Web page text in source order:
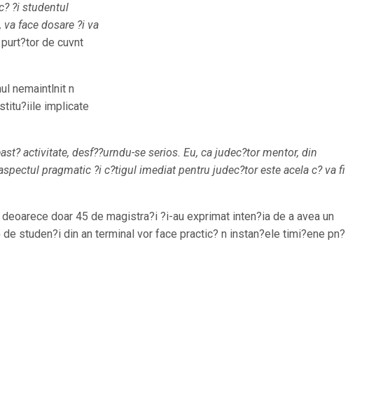
?i studentul
face dosare ?i va
de cuvnt
nemaintlnit n
implicate
activitate, desf??urndu-se serios. Eu, ca judec?tor mentor, din
pragmatic ?i c?tigul imediat pentru judec?tor este acela c? va fi
doar 45 de magistra?i ?i-au exprimat inten?ia de a avea un
studen?i din an terminal vor face practic? n instan?ele timi?ene pn?